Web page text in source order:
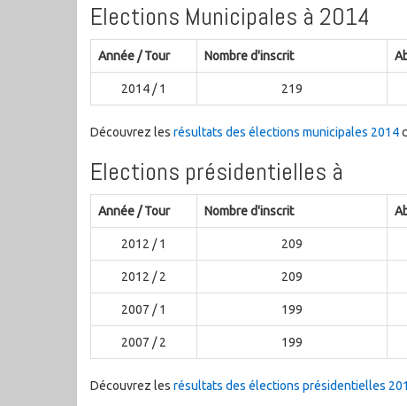
Elections Municipales à 2014
Année / Tour Nombre d'inscrit
2014 / 1 219
Découvrez les résultats des élections municipales 2014
Elections présidentielles à
Année / Tour Nombre d'inscrit
2012 / 1 209
2012 / 2 209
2007 / 1 199
2007 / 2 199
Découvrez les résultats des élections présidentielles